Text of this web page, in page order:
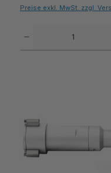
Preise exkl. MwSt. zzgl.